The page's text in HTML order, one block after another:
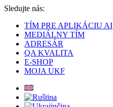
Sledujte nás:
TÍM PRE APLIKÁCIU AI
MEDIÁLNY TÍM
ADRESÁR
QA KVALITA
E-SHOP
MOJA UKF